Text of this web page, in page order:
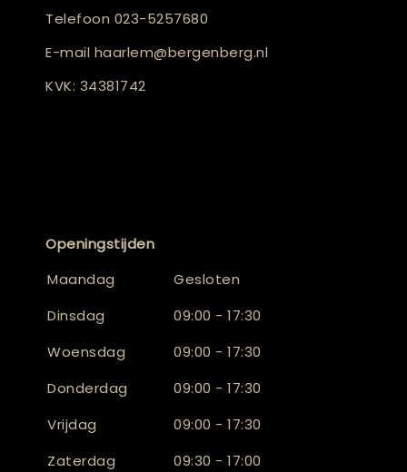
Telefoon 023-5257680
E-mail haarlem@bergenberg.nl
KVK: 34381742
Openingstijden
Maandag
Gesloten
Dinsdag
09:00 - 17:30
Woensdag
09:00 - 17:30
Donderdag
09:00 - 17:30
Vrijdag
09:00 - 17:30
Zaterdag
09:30 - 17:00